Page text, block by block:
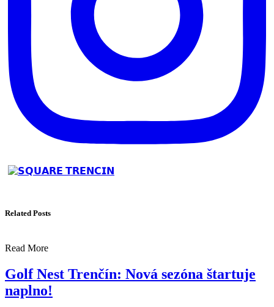
Related Posts
Read More
Golf Nest Trenčín: Nová sezóna štartuje
naplno!